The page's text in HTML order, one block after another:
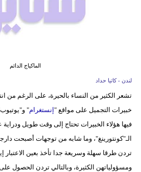
الماكياج الدائم
لندن - كاتيا حداد
تشعر الكثير من النساء بالحيرة، على الرغم من
خبيرات التجميل على مواقع "إنستغرام"
فيها هؤلاء الخبيرات تحتاج إلى وقت طويل ودراية
الـ"كونتورينغ"، وما شابه من توجهات أصبحت
تردن طرقا سهلة وسريعة جدا تأخذ بعين الاعتبار
ومسؤولياتهن الكثيرة، وبالتالي تردن الحصول